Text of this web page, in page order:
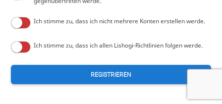
Ich stimme zu, dass ich nicht mehrere Konten erstellen werde.
Ich stimme zu, dass ich allen Lishogi-Richtlinien folgen werde.
REGISTRIEREN